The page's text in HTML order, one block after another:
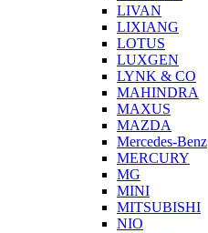
LIVAN
LIXIANG
LOTUS
LUXGEN
LYNK & CO
MAHINDRA
MAXUS
MAZDA
Mercedes-Benz
MERCURY
MG
MINI
MITSUBISHI
NIO